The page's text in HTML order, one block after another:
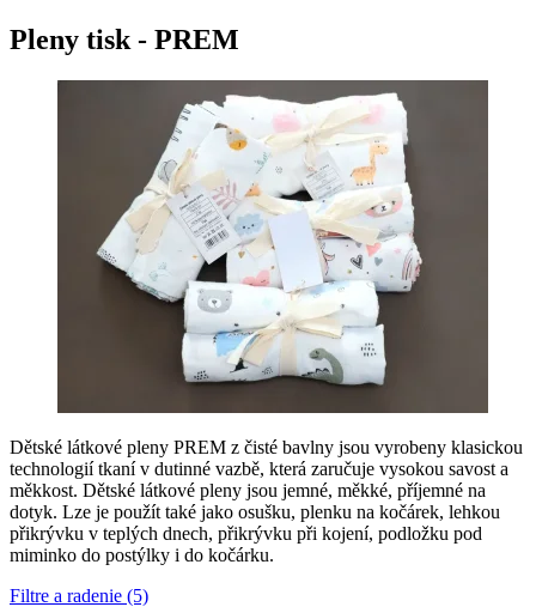
Pleny tisk - PREM
Dětské látkové pleny PREM z čisté bavlny jsou vyrobeny klasickou
technologií tkaní v dutinné vazbě, která zaručuje vysokou savost a
měkkost. Dětské látkové pleny jsou jemné, měkké, příjemné na
dotyk. Lze je použít také jako osušku, plenku na kočárek, lehkou
přikrývku v teplých dnech, přikrývku při kojení, podložku pod
miminko do postýlky i do kočárku.
Filtre a radenie (5)